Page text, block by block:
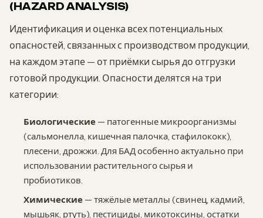
(HAZARD ANALYSIS)
Идентификация и оценка всех потенциальных
опасностей, связанных с производством продукции,
на каждом этапе — от приёмки сырья до отгрузки
готовой продукции. Опасности делятся на три
категории:
Биологические — патогенные микроорганизмы
(сальмонелла, кишечная палочка, стафилококк),
плесени, дрожжи. Для БАД особенно актуально при
использовании растительного сырья и
пробиотиков.
Химические — тяжёлые металлы (свинец, кадмий,
мышьяк, ртуть), пестициды, микотоксины, остатки